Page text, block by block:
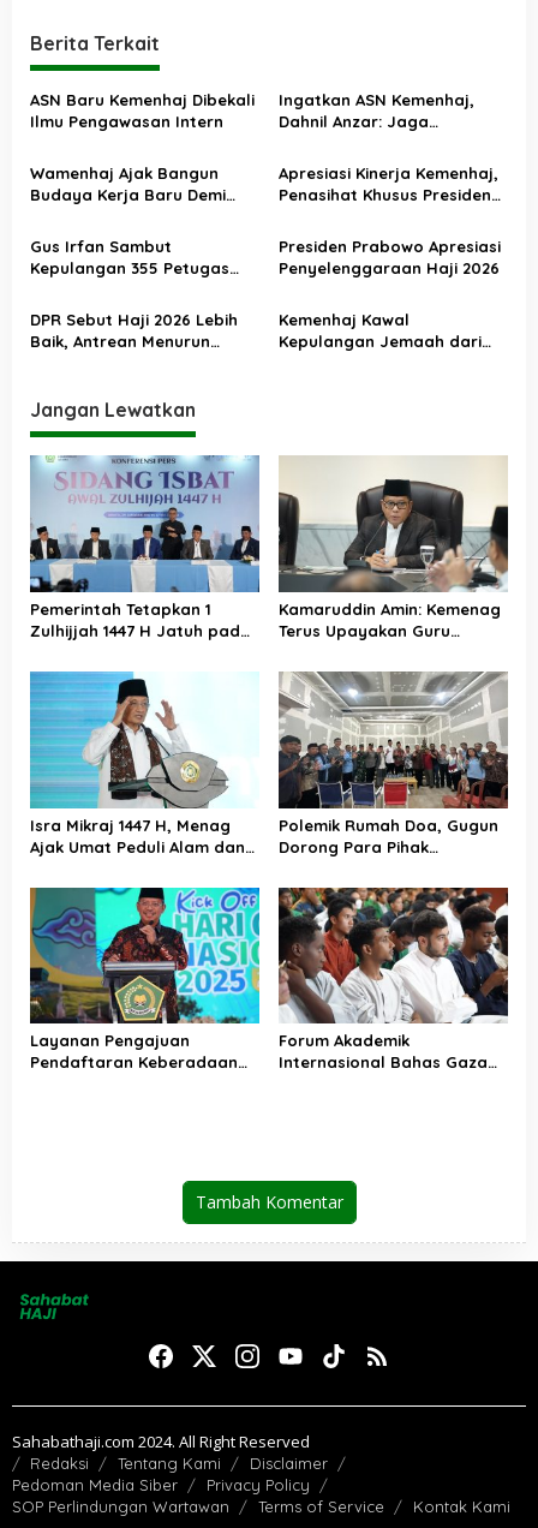
g
a
s
i
p
o
s
Berita Terkait
ASN Baru Kemenhaj Dibekali
Ilmu Pengawasan Intern
Ingatkan ASN Kemenhaj,
Dahnil Anzar: Jaga
Menjadikan Jemaah
sebagai Komoditas
Wamenhaj Ajak Bangun
Budaya Kerja Baru Demi
Jemaah
Apresiasi Kinerja Kemenhaj,
Penasihat Khusus Presiden
Penyelenggaraan Haji
Berjalan Baik
Gus Irfan Sambut
Kepulangan 355 Petugas
Presiden Prabowo Apresiasi
Penyelenggaraan Haji 2026
DPR Sebut Haji 2026 Lebih
Baik, Antrean Menurun
Kemenhaj Kawal
Kepulangan Jemaah dari
Jangan Lewatkan
Pemerintah Tetapkan 1
Zulhijjah 1447 H Jatuh pada
Kamaruddin Amin: Kemenag
Terus Upayakan Guru
Diangkat PPPK
Isra Mikraj 1447 H, Menag
Ajak Umat Peduli Alam dan
Polemik Rumah Doa, Gugun
Dorong Para Pihak
Layanan Pengajuan
Pendaftaran Keberadaan
Forum Akademik
Internasional Bahas Gaza
Tambah Komentar
Sahabathaji.com 2024. All Right Reserved
Redaksi Tentang Kami
Disclaimer
Pedoman Media Siber
Privacy Policy
SOP Perlindungan Wartawan
Terms of Service Kontak Kami